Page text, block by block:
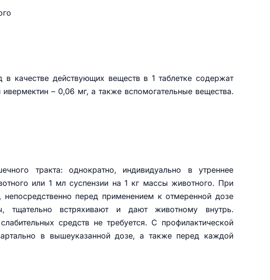
качестве действующих веществ в 1 таблетке содержат
– 0,06 мг, а также вспомогательные вещества.
тракта: однократно, индивидуально в утреннее
или 1 мл суспензии на 1 кг массы животного. При
перед применением к отмеренной дозе
тщательно встряхивают и дают животному внутрь.
средств не требуется. С профилактической
в вышеуказанной дозе, а также перед каждой